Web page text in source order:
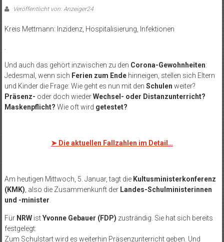
Veröffentlicht von: Anzeiger24
Kreis Mettmann: Inzidenz, Hospitalisierung, Infektionen
Und auch das gehört inzwischen zu den Corona-Gewohnheiten:
Jedesmal, wenn sich Ferien zum Endehinneigen, stellen sich Eltern
und Kinder die Frage: Wie geht es nun mit den Schulen weiter?
Präsenz- oder doch wiederWechsel- oder Distanzunterricht?
Maskenpflicht? Wie oft wird getestet?
➤ Die aktuellen Fallzahlen im Detail…
Am heutigen Mittwoch, 5. Januar, tagt die Kultusministerkonferenz
(KMK) , also die Zusammenkunft der Landes-Schulministerinnen
und -minister
Für NRWistYvonne Gebauer (FDP) zusträndig. Sie hat sich bereits
festgelegt:
Zum Schulstart wird es weiterhin Präsenzunterricht geben. Und